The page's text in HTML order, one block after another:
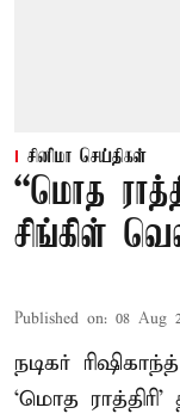
சினிமா செய்திகள்
“மொத
சிங்கிள்
Published on: 08 Aug
நடிகர்
‘மொத